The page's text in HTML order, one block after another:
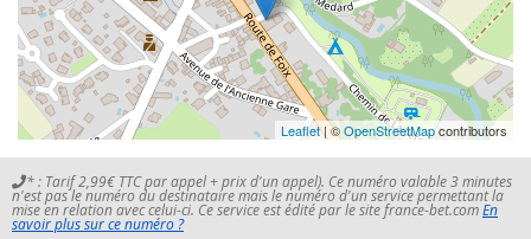
Leaflet| ©OpenStreetMapcontributors
* : Tarif 2,99€ TTC par appel + prix d'un appel). Ce numéro valable 3 minutes
n'est pas le numéro du destinataire mais le numéro d'un service permettant la
mise en relation avec celui-ci. Ce service est édité par le site france-bet.comEn
savoir plus sur ce numéro ?